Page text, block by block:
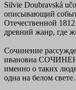
Silvie Doubravská
описывающий
Отечественной
древний жанр, где
Сочинение
ивановна
именно о таких
одна на белом